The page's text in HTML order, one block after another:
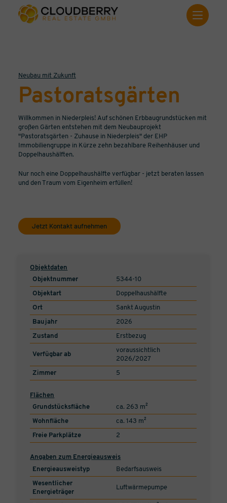
Neubau mit Zukunft
Pastoratsgärten
Willkommen in Niederpleis! Auf schönen Erbbaugrundstücken mit
großen Gärten entstehen mit dem Neubauprojekt
"Pastoratsgärten - Zuhause in Niederpleis" der EHP
Immobiliengruppe in Kürze zehn bezahlbare Reihenhäuser und
Doppelhaushälften.
Nur noch eine Doppelhaushälfte verfügbar - jetzt beraten lassen
und den Traum vom Eigenheim erfüllen!
Jetzt Kontakt aufnehmen
Objektdaten
Objektnummer
5344-10
Objektart Doppelhaushälfte
Ort Sankt Augustin
Baujahr 2026
Zustand Erstbezug
Verfügbar ab
voraussichtlich
2026/2027
Zimmer 5
Flächen
Grundstücksfläche
ca. 263 m²
Wohnfläche ca. 143 m²
Freie Parkplätze 2
Angaben zum Energieausweis
Energieausweistyp
Bedarfsausweis
Wesentlicher
Energieträger
Luftwärmepumpe